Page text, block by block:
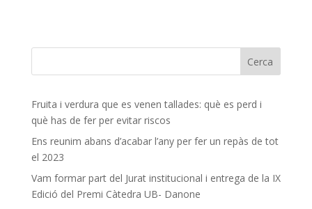
Fruita i verdura que es venen tallades: què es perd i
què has de fer per evitar riscos
Ens reunim abans d’acabar l’any per fer un repàs de tot
el 2023
Vam formar part del Jurat institucional i entrega de la IX
Edició del Premi Càtedra UB- Danone